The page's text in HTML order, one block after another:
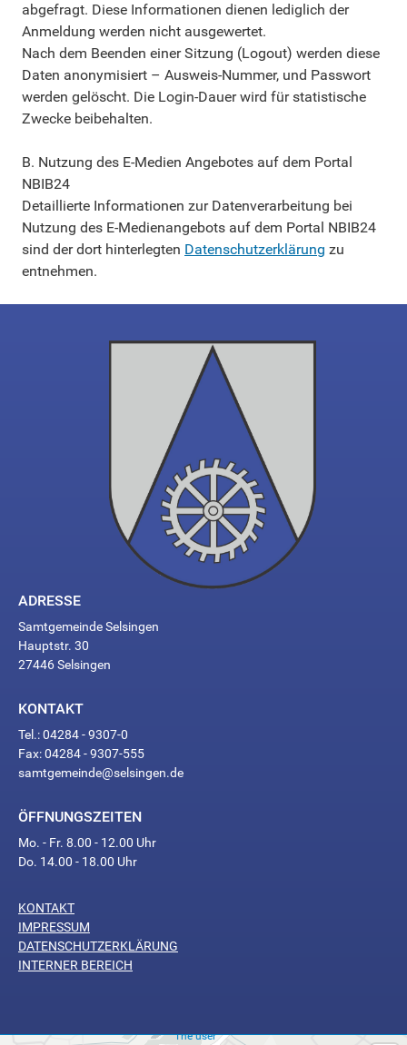
abgefragt. Diese Informationen dienen lediglich der
Anmeldung werden nicht ausgewertet.
Nach dem Beenden einer Sitzung (Logout) werden diese
Daten anonymisiert – Ausweis-Nummer, und Passwort
werden gelöscht. Die Login-Dauer wird für statistische
Zwecke beibehalten.
B. Nutzung des E-Medien Angebotes auf dem Portal
NBIB24
Detaillierte Informationen zur Datenverarbeitung bei
Nutzung des E-Medienangebots auf dem Portal NBIB24
sind der dort hinterlegten Datenschutzerklärung zu
entnehmen.
ADRESSE
Samtgemeinde Selsingen
Hauptstr. 30
27446 Selsingen
KONTAKT
Tel.: 04284 - 9307-0
Fax: 04284 - 9307-555
samtgemeinde@selsingen.de
ÖFFNUNGSZEITEN
Mo. - Fr. 8.00 - 12.00 Uhr
Do. 14.00 - 18.00 Uhr
KONTAKT
IMPRESSUM
DATENSCHUTZERKLÄRUNG
INTERNER BEREICH
Many
The user